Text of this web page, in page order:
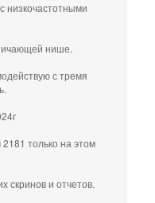
низкочастотными
нише.
с тремя
только на этом
скринов и отчетов.